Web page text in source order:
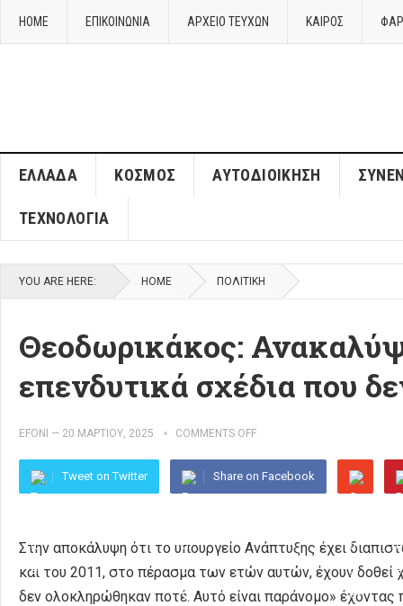
HOME ΕΠΙΚΟΙΝΩΝΙΑ ΑΡΧΕΙΟ ΤΕΥΧΩΝ ΚΑΙΡΌΣ
ΈΛΛΑΔΑ ΚΌΣΜΟΣ ΑΥΤΟΔΙΟΊΚΗΣΗ
ΤΕΧΝΟΛΟΓΊΑ
YOU ARE HERE: HOME ΠΟΛΙΤΙΚΉ
Θεοδωρικάκος:
επενδυτικά σχέδια που
EFONI — 20 ΜΑΡΤΊΟΥ, 2025 COMMENTS OFF
Tweet on Twitter Share on Facebook
Στην αποκάλυψη ότι το υπουργείο Ανάπτυξης έχει
και του 2011, στο πέρασμα των ετών αυτών, έχουν δοθεί
δεν ολοκληρώθηκαν ποτέ. Αυτό είναι παράνομο» έχοντας